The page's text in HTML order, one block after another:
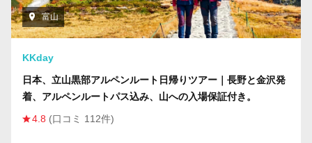
富山
KKday
日本、立山黒部アルペンルート日帰りツアー｜長野と金沢発
着、アルペンルートパス込み、山への入場保証付き。
4.8 (口コミ 112件)